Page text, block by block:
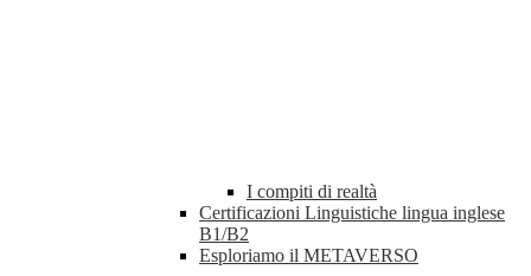
I compiti di realtà
Certificazioni Linguistiche lingua inglese
B1/B2
Esploriamo il METAVERSO